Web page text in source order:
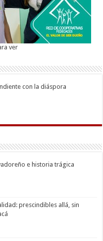
ver
con la diáspora
e historia trágica
prescindibles allá, sin